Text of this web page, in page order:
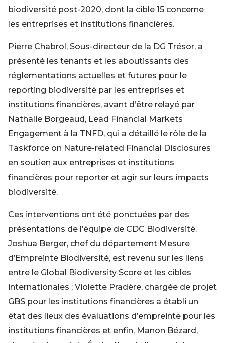
biodiversité post-2020, dont la cible 15 concerne
les entreprises et institutions financières.
Pierre Chabrol, Sous-directeur de la DG Trésor, a
présenté les tenants et les aboutissants des
réglementations actuelles et futures pour le
reporting biodiversité par les entreprises et
institutions financières, avant d’être relayé par
Nathalie Borgeaud, Lead Financial Markets
Engagement à la TNFD, qui a détaillé le rôle de la
Taskforce on Nature-related Financial Disclosures
en soutien aux entreprises et institutions
financières pour reporter et agir sur leurs impacts
biodiversité.
Ces interventions ont été ponctuées par des
présentations de l’équipe de CDC Biodiversité.
Joshua Berger, chef du département Mesure
d’Empreinte Biodiversité, est revenu sur les liens
entre le Global Biodiversity Score et les cibles
internationales ; Violette Pradère, chargée de projet
GBS pour les institutions financières a établi un
état des lieux des évaluations d’empreinte pour les
institutions financières et enfin, Manon Bézard,